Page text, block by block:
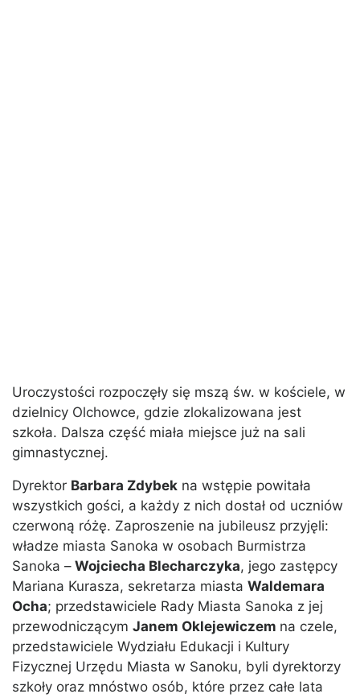
Uroczystości rozpoczęły się mszą św. w kościele, w
dzielnicy Olchowce, gdzie zlokalizowana jest
szkoła. Dalsza część miała miejsce już na sali
gimnastycznej.
Dyrektor Barbara Zdybek na wstępie powitała
wszystkich gości, a każdy z nich dostał od uczniów
czerwoną różę. Zaproszenie na jubileusz przyjęli:
władze miasta Sanoka w osobach Burmistrza
Sanoka – Wojciecha Blecharczyka, jego zastępcy
Mariana Kurasza, sekretarza miasta Waldemara
Ocha; przedstawiciele Rady Miasta Sanoka z jej
przewodniczącym Janem Oklejewiczem na czele,
przedstawiciele Wydziału Edukacji i Kultury
Fizycznej Urzędu Miasta w Sanoku, byli dyrektorzy
szkoły oraz mnóstwo osób, które przez całe lata